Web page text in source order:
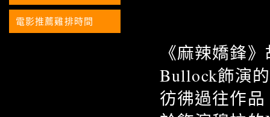
《麻辣嬌鋒
Bullock飾演
彷彿過往作
電影推薦雞排時間